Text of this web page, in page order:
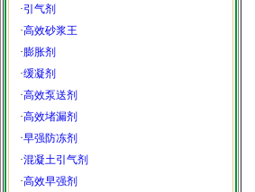
·引气剂
·高效砂浆王
·膨胀剂
·缓凝剂
·高效泵送剂
·高效堵漏剂
·早强防冻剂
·混凝土引气剂
·高效早强剂